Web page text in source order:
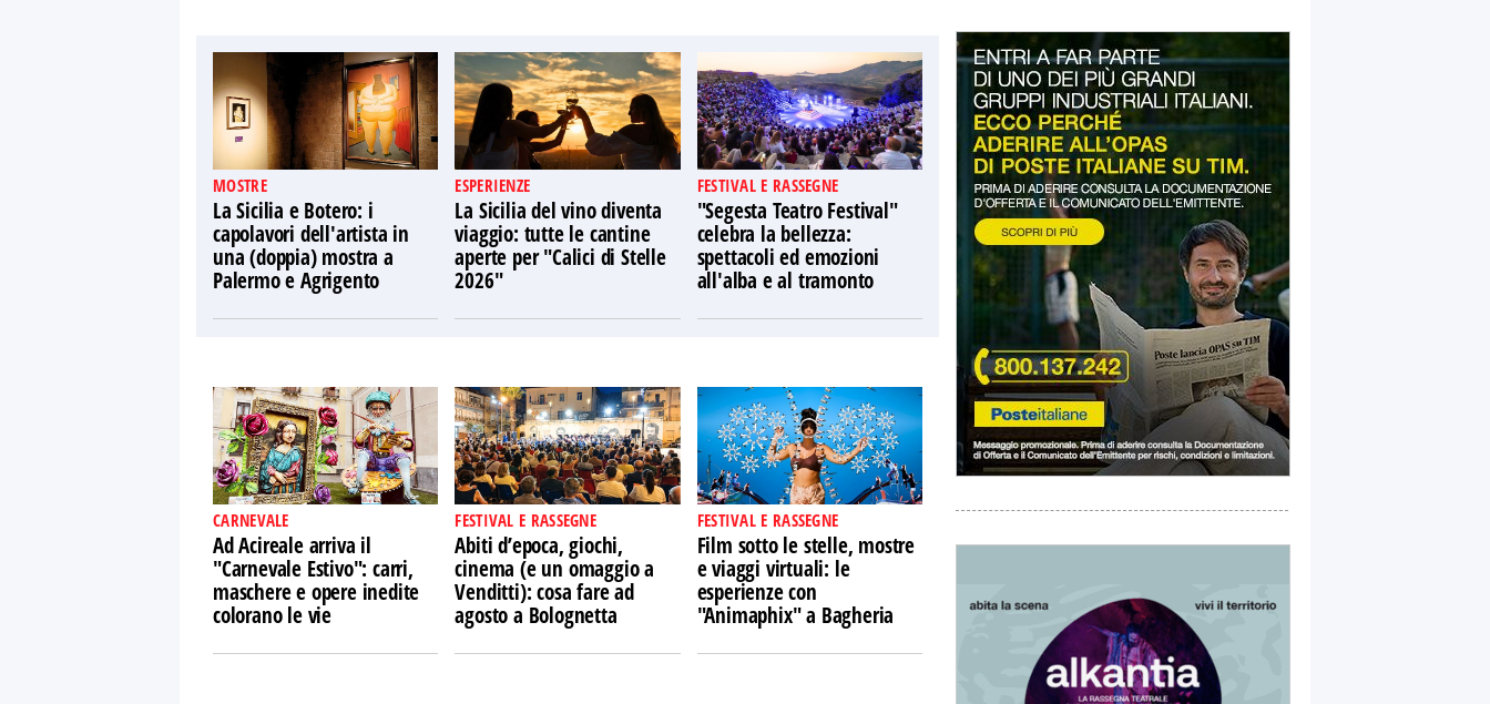
MOSTRE
La Sicilia e Botero: i
capolavori dell'artista in
una (doppia) mostra a
Palermo e Agrigento
ESPERIENZE
La Sicilia del vino diventa
viaggio: tutte le cantine
aperte per "Calici di Stelle
2026"
FESTIVAL E RASSEGNE
"Segesta Teatro Festival"
celebra la bellezza:
spettacoli ed emozioni
all'alba e al tramonto
CARNEVALE
Ad Acireale arriva il
"Carnevale Estivo": carri,
maschere e opere inedite
colorano le vie
FESTIVAL E RASSEGNE
Abiti d’epoca, giochi,
cinema (e un omaggio a
Venditti): cosa fare ad
agosto a Bolognetta
FESTIVAL E RASSEGNE
Film sotto le stelle, mostre
e viaggi virtuali: le
esperienze con
"Animaphix" a Bagheria